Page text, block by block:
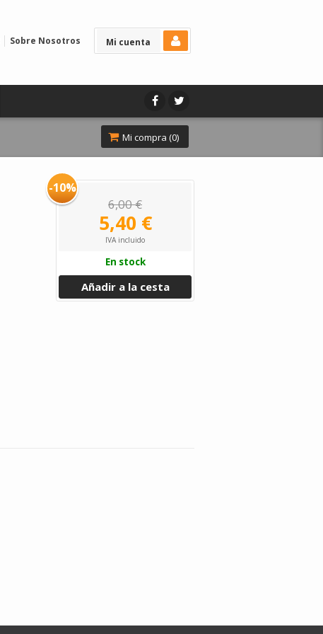
Mi cuenta
Sobre Nosotros
Mi compra (0)
-10%
6,00 €
5,40 €
IVA incluido
En stock
Añadir a la cesta